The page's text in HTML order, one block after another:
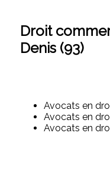
Droit
Denis (93)
Avocats en
Avocats en
Avocats en